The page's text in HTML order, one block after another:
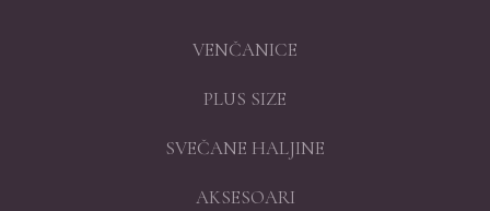
VENČANICE
PLUS SIZE
SVEČANE HALJINE
AKSESOARI